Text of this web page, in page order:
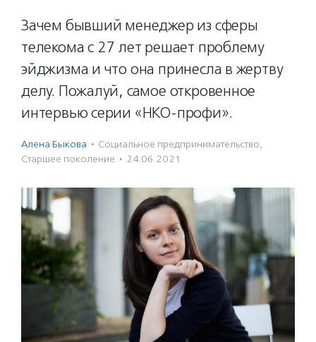
Зачем бывший менеджер из сферы
телекома с 27 лет решает проблему
эйджизма и что она принесла в жертву
делу. Пожалуй, самое откровенное
интервью серии «НКО-профи».
Алена Быкова · Социальное предпри­нима­тель­ство,
Старшее поколение · 24.06.2021